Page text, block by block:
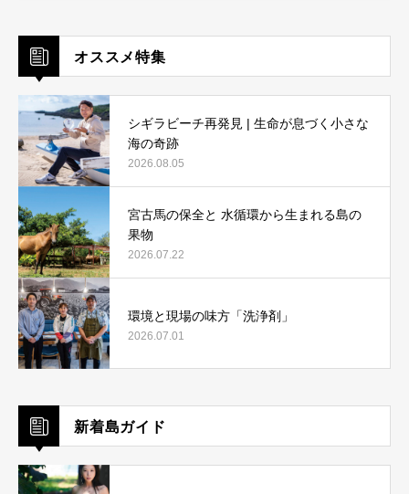
オススメ特集
シギラビーチ再発見 | 生命が息づく小さな
海の奇跡
2026.08.05
宮古馬の保全と 水循環から生まれる島の
果物
2026.07.22
環境と現場の味方「洗浄剤」
2026.07.01
新着島ガイド